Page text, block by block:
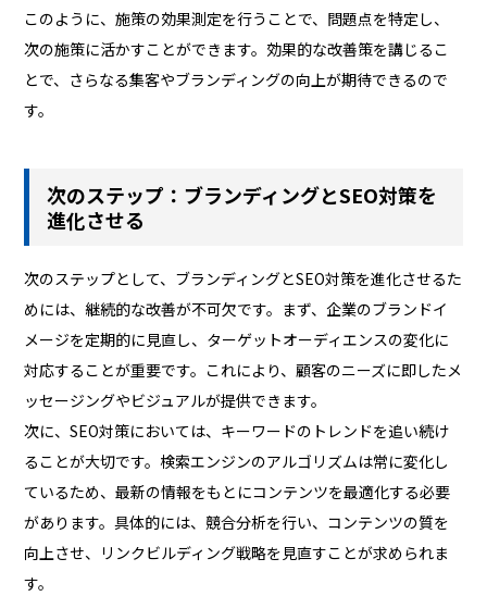
このように、施策の効果測定を行うことで、問題点を特定し、
次の施策に活かすことができます。効果的な改善策を講じるこ
とで、さらなる集客やブランディングの向上が期待できるので
す。
次のステップ：ブランディングとSEO対策を
進化させる
次のステップとして、ブランディングとSEO対策を進化させるた
めには、継続的な改善が不可欠です。まず、企業のブランドイ
メージを定期的に見直し、ターゲットオーディエンスの変化に
対応することが重要です。これにより、顧客のニーズに即したメ
ッセージングやビジュアルが提供できます。
次に、SEO対策においては、キーワードのトレンドを追い続け
ることが大切です。検索エンジンのアルゴリズムは常に変化し
ているため、最新の情報をもとにコンテンツを最適化する必要
があります。具体的には、競合分析を行い、コンテンツの質を
向上させ、リンクビルディング戦略を見直すことが求められま
す。